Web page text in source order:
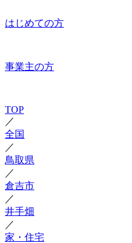
はじめての方
事業主の方
TOP
／
全国
／
鳥取県
／
倉吉市
／
井手畑
／
家・住宅